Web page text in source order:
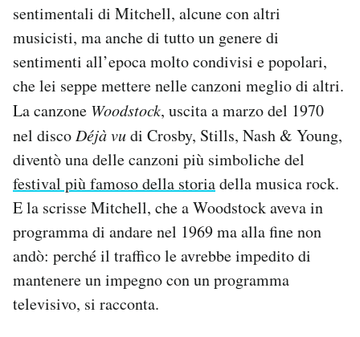
sentimentali di Mitchell, alcune con altri
musicisti, ma anche di tutto un genere di
sentimenti all’epoca molto condivisi e popolari,
che lei seppe mettere nelle canzoni meglio di altri.
La canzone Woodstock, uscita a marzo del 1970
nel disco Déjà vudi Crosby, Stills, Nash & Young,
diventò una delle canzoni più simboliche del
festival più famoso della storiadella musica rock.
E la scrisse Mitchell, che a Woodstock aveva in
programma di andare nel 1969 ma alla fine non
andò: perché il traffico le avrebbe impedito di
mantenere un impegno con un programma
televisivo, si racconta.